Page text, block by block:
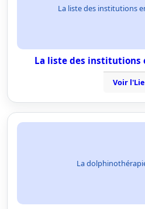
La liste des institutions
La liste des institutions
Voir
La